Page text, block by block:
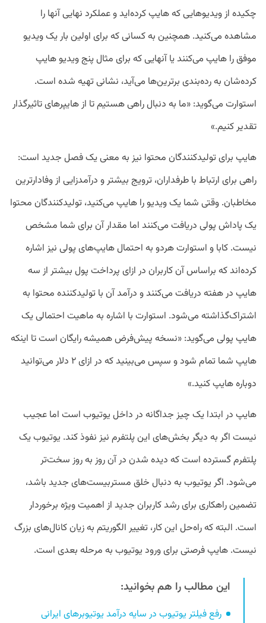
چکیده‌ از ویدیو‌هایی که هایپ کرده‌اید و عملکرد نهایی آنها را
مشاهده می‌کنید. همچنین به کسانی که برای اولین بار یک ویدیو
موفق را هایپ می‌کنند یا آنهایی که برای مثال پنج ویدیو هایپ
کرده‌شان به رده‌بندی برترین‌ها می‌آید، نشانی تهیه شده است.
استوارت می‌گوید: «ما به دنبال راهی هستیم تا از هایپر‌های تاثیرگذار
تقدیر کنیم.»
هایپ برای تولیدکنندگان محتوا نیز به معنی یک فصل جدید است:
راهی برای ارتباط با طرفداران، ترویج بیشتر و درآمدزایی از وفادارترین
مخاطبان. وقتی شما یک ویدیو را هایپ می‌کنید، تولیدکنندگان محتوا
یک پاداش پولی دریافت می‌کنند اما مقدار آن برای شما مشخص
نیست. کابا و استوارت هردو به احتمال هایپ‌های پولی نیز اشاره
کرده‌اند که براساس آن کاربران در ازای پرداخت پول بیشتر از سه
هایپ در هفته دریافت می‌کنند و درآمد آن با تولیدکننده محتوا به
اشتراک‌گذاشته می‌شود. استوارت با اشاره به ماهیت احتمالی یک
هایپ پولی می‌گوید: «نسخه پیش‌فرض همیشه رایگان است تا اینکه
هایپ شما تمام شود و سپس می‌بینید که در ازای ۲ دلار می‌توانید
دوباره هایپ کنید.»
هایپ در ابتدا یک چیز جداگانه در داخل یوتیوب است اما عجیب
نیست اگر به دیگر بخش‌های این پلتفرم نیز نفوذ کند. یوتیوب یک
پلتفرم گسترده است که دیده شدن در آن روز به روز سخت‌تر
می‌شود. اگر یوتیوب به دنبال خلق مستربیست‌های جدید باشد،
تضمین راهکاری برای رشد کاربران جدید از اهمیت ویژه برخوردار
است. البته که راه‌حل این کار، تغییر الگوریتم به زیان کانال‌های بزرگ
نیست. هایپ فرصتی برای ورود یوتیوب به مرحله بعدی است.
این مطالب را هم بخوانید:
رفع فیلتر یوتیوب در سایه درآمد یوتیوبرهای ایرانی